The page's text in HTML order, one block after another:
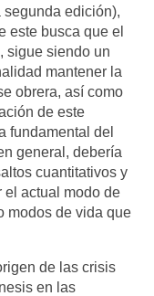
segunda edición),
este busca que el
sigue siendo un
mantener la
obrera, así como
de este
fundamental del
general, debería
cuantitativos y
el actual modo de
modos de vida que
de las crisis
en las